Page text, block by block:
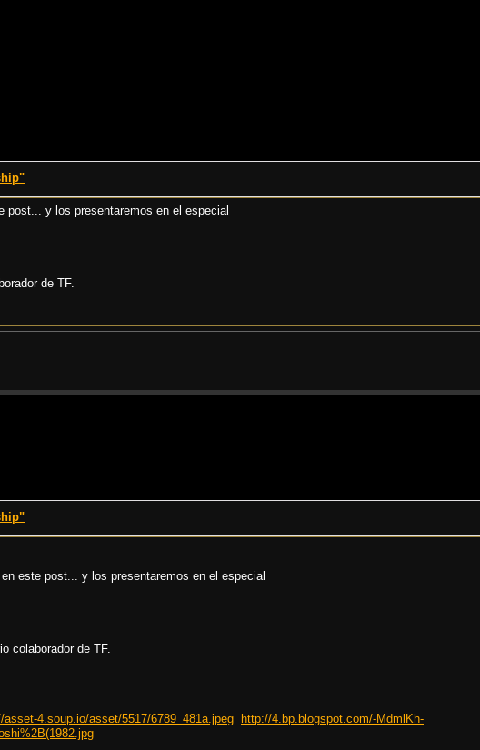
post... y los presentaremos en el especial
de TF.
este post... y los presentaremos en el especial
colaborador de TF.
asset-4.soup.io/asset/5517/6789_481a.jpeg http://4.bp.blogspot.com/-MdmlKh-